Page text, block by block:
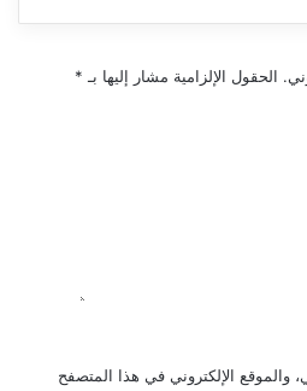
الحقول الإلزامية مشار إليها بـ *
والموقع الإلكتروني في هذا المتصفح